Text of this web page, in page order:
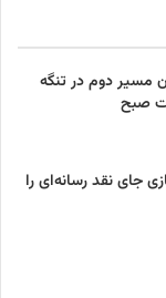
مسیر دوم در تنگه
صبح
جای نقد رسانه‌ای را